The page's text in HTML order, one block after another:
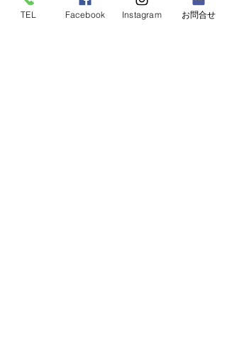
TEL Facebook Instagram お問合せ